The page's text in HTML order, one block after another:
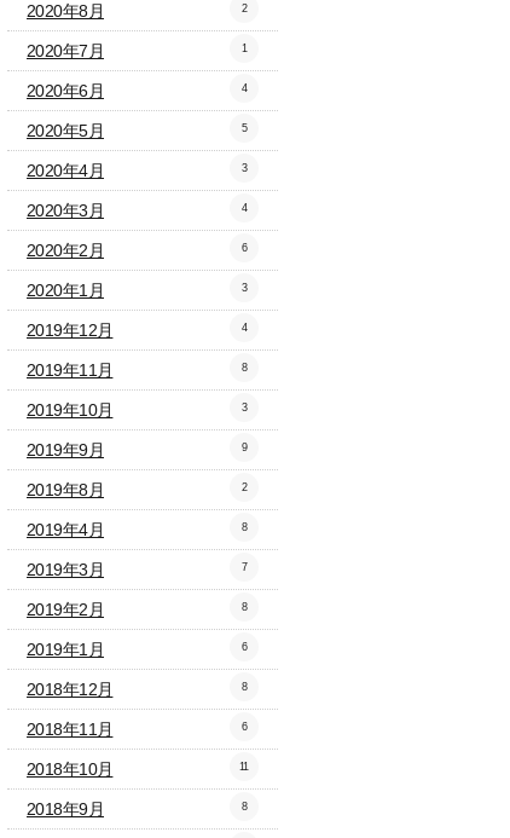
2020年8月 2
2020年7月 1
2020年6月 4
2020年5月 5
2020年4月 3
2020年3月 4
2020年2月 6
2020年1月 3
2019年12月 4
2019年11月 8
2019年10月 3
2019年9月 9
2019年8月 2
2019年4月 8
2019年3月 7
2019年2月 8
2019年1月 6
2018年12月 8
2018年11月 6
2018年10月 11
2018年9月 8